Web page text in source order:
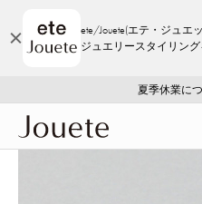
ete/Jouete(エテ・ジュエ
ジュエリースタイリング
採用
ご注文いただいたお
夏季休業に
WEB採用
ご注文いただいたお